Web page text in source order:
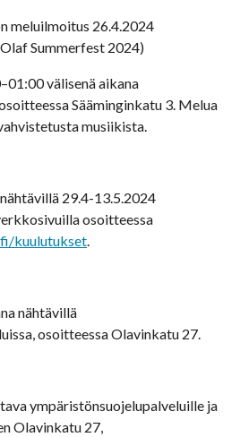
meluilmoitus 26.4.2024
Summerfest 2024)
välisenä aikana
Sääminginkatu 3. Melua
musiikista.
29.4-13.5.2024
osoitteessa
kuulutukset.
nähtävillä
osoitteessa Olavinkatu 27.
ympäristönsuojelupalveluille ja
Olavinkatu 27,